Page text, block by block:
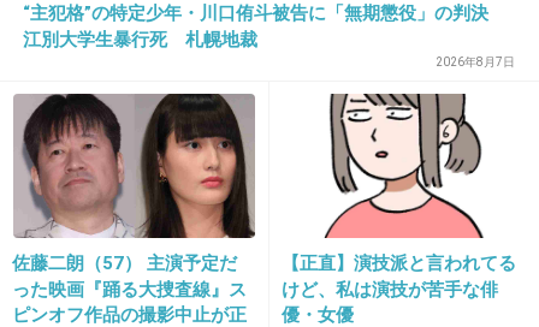
dビデオでシーズン３まで観ている途中です
シーズン５まで配信されているのでお勧めです
huluより月額使用料半額だしね
日本では絶対こういった内容はないし
これ観てますます日本のドラマってくだらない
“主犯格”の特定少年・川口侑斗被告に「無期懲役」の判決
江別大学生暴行死 札幌地裁
2026年8月7日
佐藤二朗（57） 主演予定だ
った映画『踊る大捜査線』ス
ピンオフ作品の撮影中止が正
【正直】演技派と言われてる
けど、私は演技が苦手な俳
優・女優